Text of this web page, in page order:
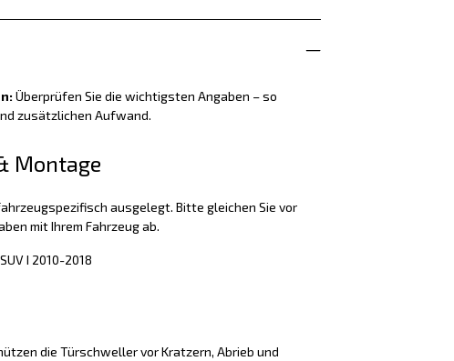
Überprüfen Sie die wichtigsten Angaben – so
zusätzlichen Aufwand.
Montage
ausgelegt. Bitte gleichen Sie vor
mit Ihrem Fahrzeug ab.
I 2010-2018
die Türschweller vor Kratzern, Abrieb und